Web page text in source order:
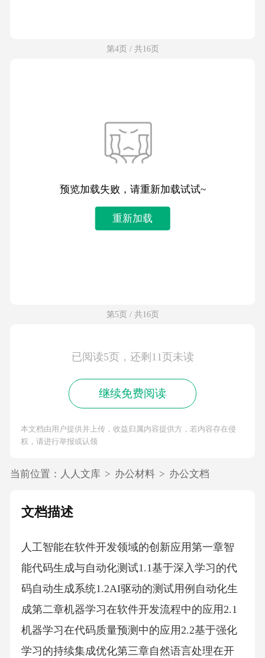
第4页 / 共16页
预览加载失败，请重新加载试试~
重新加载
第5页 / 共16页
已阅读5页，还剩11页未读
继续免费阅读
本文档由用户提供并上传，收益归属内容提供方，若内容存在侵
权，请进行举报或认领
当前位置： 人人文库 > 办公材料 > 办公文档
文档描述
人工智能在软件开发领域的创新应用第一章智
能代码生成与自动化测试1.1基于深入学习的代
码自动生成系统1.2AI驱动的测试用例自动化生
成第二章机器学习在软件开发流程中的应用2.1
机器学习在代码质量预测中的应用2.2基于强化
学习的持续集成优化第三章自然语言处理在开